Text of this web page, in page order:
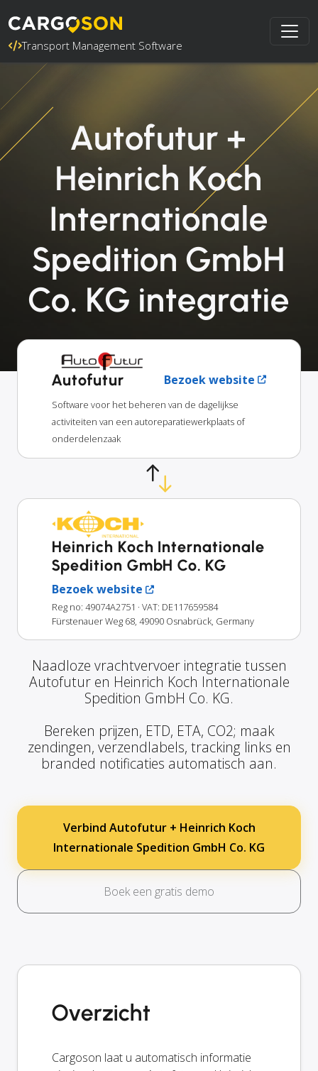
Transport Management Software
Autofutur +
Heinrich Koch
Internationale
Spedition GmbH
Co. KG integratie
Autofutur Bezoek website
Software voor het beheren van de dagelijkse
activiteiten van een autoreparatiewerkplaats of
onderdelenzaak
Heinrich Koch Internationale
Spedition GmbH Co. KG
Bezoek website
Reg no: 49074A2751 · VAT: DE117659584
Fürstenauer Weg 68, 49090 Osnabrück, Germany
Naadloze vrachtvervoer integratie tussen
Autofutur en Heinrich Koch Internationale
Spedition GmbH Co. KG.
Bereken prijzen, ETD, ETA, CO2; maak
zendingen, verzendlabels, tracking links en
branded notificaties automatisch aan.
Verbind Autofutur + Heinrich Koch
Internationale Spedition GmbH Co. KG
Boek een gratis demo
Overzicht
Cargoson laat u automatisch informatie